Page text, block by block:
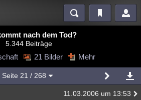
Blogs Videos
Mystery Kriminalfälle
nach dem Tod?
5.344 Beiträge
21 Bilder Mehr
Seite 21 / 268
11.03.2006 um 13:53